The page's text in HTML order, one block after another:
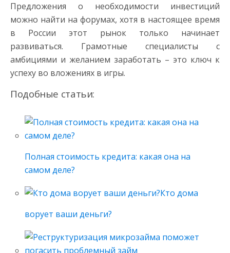
Предложения о необходимости инвестиций
можно найти на форумах, хотя в настоящее время
в России этот рынок только начинает
развиваться. Грамотные специалисты с
амбициями и желанием заработать – это ключ к
успеху во вложениях в игры.
Подобные статьи:
Полная стоимость кредита: какая она на
самом деле?
Кто дома
ворует ваши деньги?